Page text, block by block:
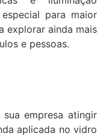
para maior
explorar ainda mais
e pessoas.
empresa atingir
aplicada no vidro